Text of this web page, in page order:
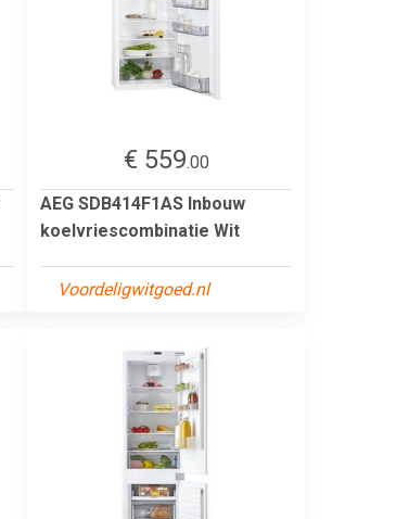
€ 559.00
AEG SDB414F1AS Inbouw
koelvriescombinatie Wit
Voordeligwitgoed.nl